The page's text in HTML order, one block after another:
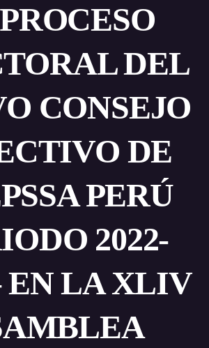
DEL
CONSEJO
DE
PERÚ
2022-
EN LA XLIV